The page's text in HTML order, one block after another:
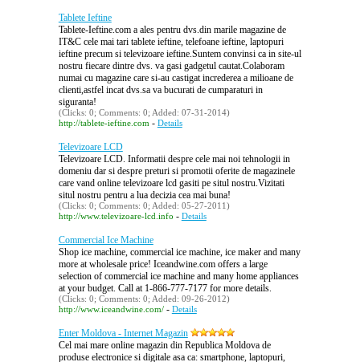
Tablete Ieftine
Tablete-Ieftine.com a ales pentru dvs.din marile magazine de
IT&C cele mai tari tablete ieftine, telefoane ieftine, laptopuri
ieftine precum si televizoare ieftine.Suntem convinsi ca in site-ul
nostru fiecare dintre dvs. va gasi gadgetul cautat.Colaboram
numai cu magazine care si-au castigat increderea a milioane de
clienti,astfel incat dvs.sa va bucurati de cumparaturi in
siguranta!
(Clicks: 0; Comments: 0; Added: 07-31-2014)
http://tablete-ieftine.com- Details
Televizoare LCD
Televizoare LCD. Informatii despre cele mai noi tehnologii in
domeniu dar si despre preturi si promotii oferite de magazinele
care vand online televizoare lcd gasiti pe situl nostru.Vizitati
situl nostru pentru a lua decizia cea mai buna!
(Clicks: 0; Comments: 0; Added: 05-27-2011)
http://www.televizoare-lcd.info - Details
Commercial Ice Machine
Shop ice machine, commercial ice machine, ice maker and many
more at wholesale price! Iceandwine.com offers a large
selection of commercial ice machine and many home appliances
at your budget. Call at 1-866-777-7177 for more details.
(Clicks: 0; Comments: 0; Added: 09-26-2012)
http://www.iceandwine.com/- Details
Enter Moldova - Internet Magazin
Cel mai mare online magazin din Republica Moldova de
produse electronice si digitale asa ca: smartphone, laptopuri,